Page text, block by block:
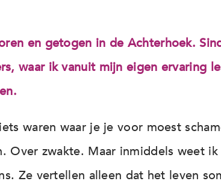
en getogen in de Achterhoek.
waar ik vanuit mijn eigen ervaring
waren waar je je voor moest
Over zwakte. Maar inmiddels weet ik
Ze vertellen alleen dat het leven